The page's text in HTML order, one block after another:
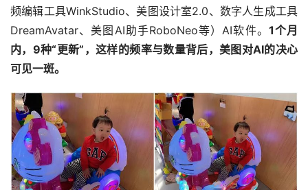
频编辑工具WinkStudio、美图设计室2.0、数字人生成工具
DreamAvatar、美图AI助手RoboNeo等）AI软件。 1个月
内，9种“更新”，这样的频率与数量背后，美图对AI的决心
可见一斑。